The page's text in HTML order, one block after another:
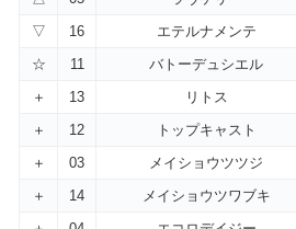
▽
16 エテルナメンテ
☆
11 バトーデュシエル
＋
13 リトス
＋
12 トップキャスト
＋
03 メイショウツツジ
＋
14 メイショウツワブキ